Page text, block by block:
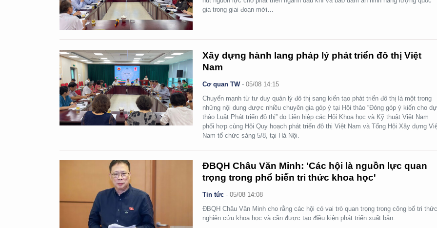
gia trong giai đoạn mới…
Xây dựng hành lang pháp lý phát triển đô thị Việt
Nam
Cơ quan TW-05/08 14:15
Chuyển mạnh từ tư duy quản lý đô thị sang kiến tạo phát triển đô thị là một trong
những nội dung được nhiều chuyên gia góp ý tại Hội thảo “Đóng góp ý kiến cho dự
thảo Luật Phát triển đô thị” do Liên hiệp các Hội Khoa học và Kỹ thuật Việt Nam
phối hợp cùng Hội Quy hoạch phát triển đô thị Việt Nam và Tổng Hội Xây dựng
Nam tổ chức sáng 5/8, tại Hà Nội.
ĐBQH Châu Văn Minh: 'Các hội là nguồn lực quan
trọng trong phổ biến tri thức khoa học'
Tin tức -05/08 14:08
ĐBQH Châu Văn Minh cho rằng các hội có vai trò quan trọng trong công bố tri
nghiên cứu khoa học và cần được tạo điều kiện phát triển xuất bản.